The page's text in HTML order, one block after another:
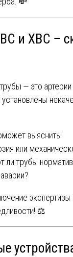
и ХВС –
— это
выяснить:
или
ли трубы
⚖️